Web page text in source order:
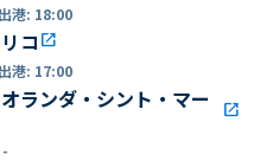
出港: 18:00
コ open_in_new
出港: 17:00
ランダ・シント・マー
open_in_new
-